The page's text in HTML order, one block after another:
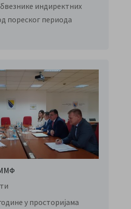
индиректних
пореског периода
у просторијама